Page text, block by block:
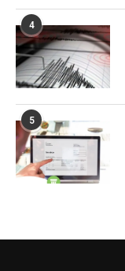
4
5